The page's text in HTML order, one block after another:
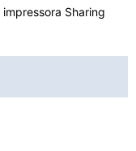
Sharing